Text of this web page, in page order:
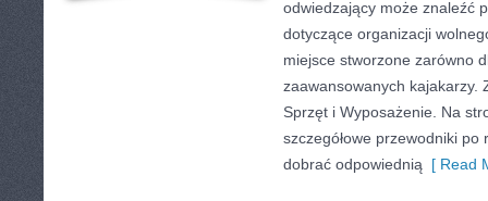
odwiedzający może znaleźć
dotyczące organizacji
miejsce stworzone zarówno
zaawansowanych kajakarzy.
Sprzęt i Wyposażenie. Na
szczegółowe przewodniki
dobrać odpowiednią [ Read